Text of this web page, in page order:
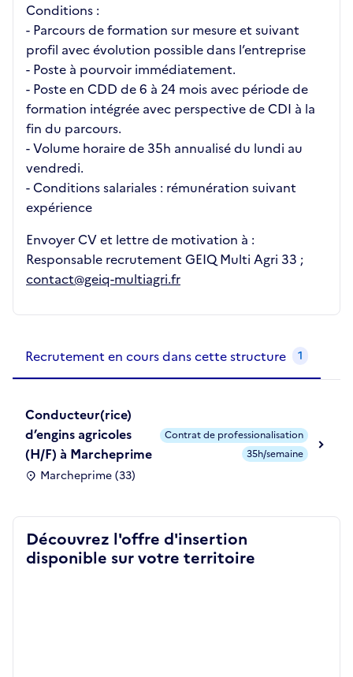
Conditions :
- Parcours de formation sur mesure et suivant
profil avec évolution possible dans l’entreprise
- Poste à pourvoir immédiatement.
- Poste en CDD de 6 à 24 mois avec période de
formation intégrée avec perspective de CDI à la
fin du parcours.
- Volume horaire de 35h annualisé du lundi au
vendredi.
- Conditions salariales : rémunération suivant
expérience
Envoyer CV et lettre de motivation à :
Responsable recrutement GEIQ Multi Agri 33 ;
contact@geiq-multiagri.fr
Recrutement en cours dans cette structure 1
Conducteur(rice)
d’engins agricoles
(H/F) à Marcheprime
Marcheprime (33)
Contrat de professionalisation
35h/semaine
Découvrez l'offre d'insertion
disponible sur votre territoire